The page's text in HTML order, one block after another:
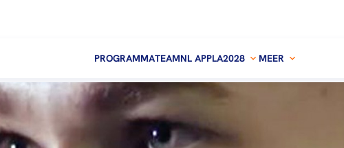
PROGRAMMATEAMNL APPLA2028 MEER